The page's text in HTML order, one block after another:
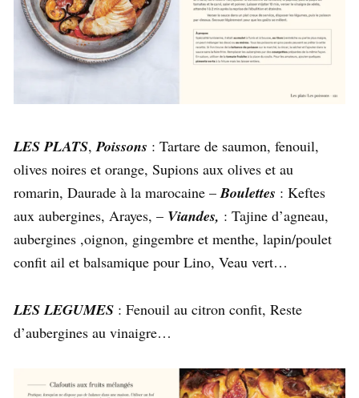
LES PLATS,Poissons : Tartare de saumon, fenouil,
olives noires et orange, Supions aux olives et au
romarin, Daurade à la marocaine –Boulettes : Keftes
aux aubergines, Arayes, – Viandes, : Tajine d’agneau,
aubergines ,oignon, gingembre et menthe, lapin/poulet
confit ail et balsamique pour Lino, Veau vert…
LES LEGUMES : Fenouil au citron confit, Reste
d’aubergines au vinaigre…